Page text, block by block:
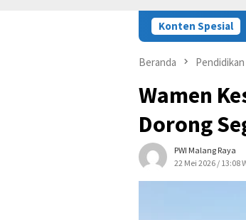
Konten Spesial
Beranda Pendidikan
Wamen
Dorong
PWI Malang Raya
22 Mei 2026 / 13:08